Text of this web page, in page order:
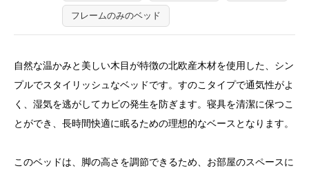
フレームのみのベッド
自然な温かみと美しい木目が特徴の北欧産木材を使用した、シン
プルでスタイリッシュなベッドです。すのこタイプで通気性がよ
く、湿気を逃がしてカビの発生を防ぎます。寝具を清潔に保つこ
とができ、長時間快適に眠るための理想的なベースとなります。
このベッドは、脚の高さを調節できるため、お部屋のスペースに